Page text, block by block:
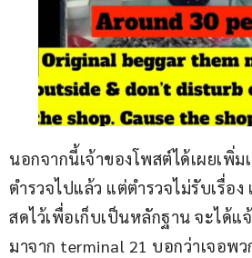
นอกจากนี้เจ้าของโพสต์ได้เผยเพิ่ม
ตำรวจไปแล้ว แต่ตำรวจไม่รับเรื่อง
สดไว้เพื่อเก็บเป็นหลักฐาน จะได้แ
มาจาก terminal 21 บอกว่าเจอพ